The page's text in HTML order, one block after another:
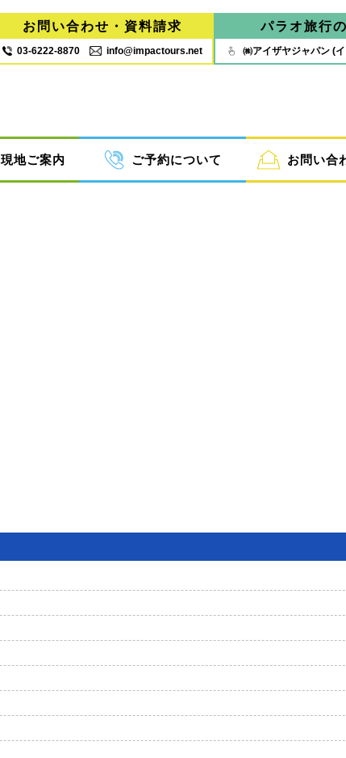
お問い合わせ・資料請求
03‐6222‐8870 info@impactours.net
パラオ旅行
㈱アイザヤジャパン (
現地ご案内 ご予約について お問い合